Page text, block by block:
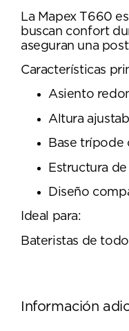
La Mapex T660
buscan confort
aseguran una
Características
Asiento
Altura
Base trípode
Estructura
Diseño
Ideal para:
Bateristas de
Información